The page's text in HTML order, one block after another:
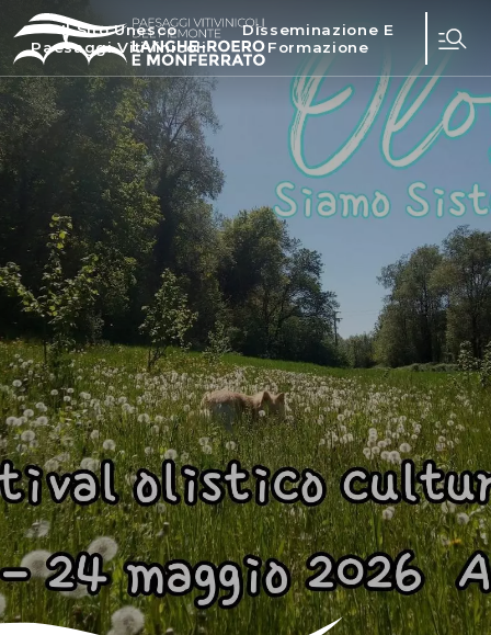
Il Sito Unesco
Paesaggi Vitivinicoli
Disseminazione E
Formazione